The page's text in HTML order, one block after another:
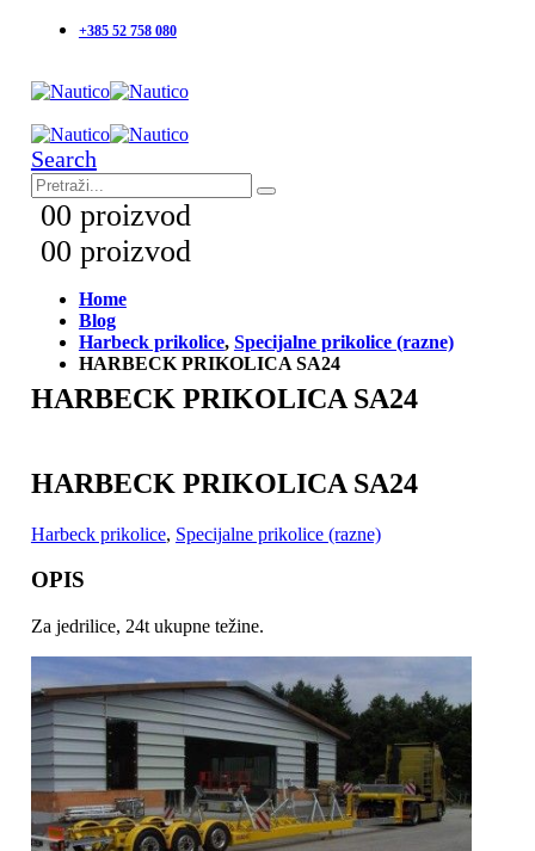
+385 52 758 080
Search
00 proizvod
00 proizvod
Home
Blog
Harbeck prikolice, Specijalne prikolice (razne)
HARBECK PRIKOLICA SA24
HARBECK PRIKOLICA SA24
HARBECK PRIKOLICA SA24
Harbeck prikolice, Specijalne prikolice (razne)
OPIS
Za jedrilice, 24t ukupne težine.